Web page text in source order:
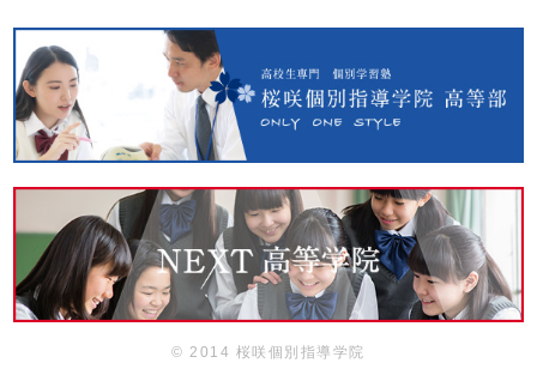
© 2014 桜咲個別指導学院